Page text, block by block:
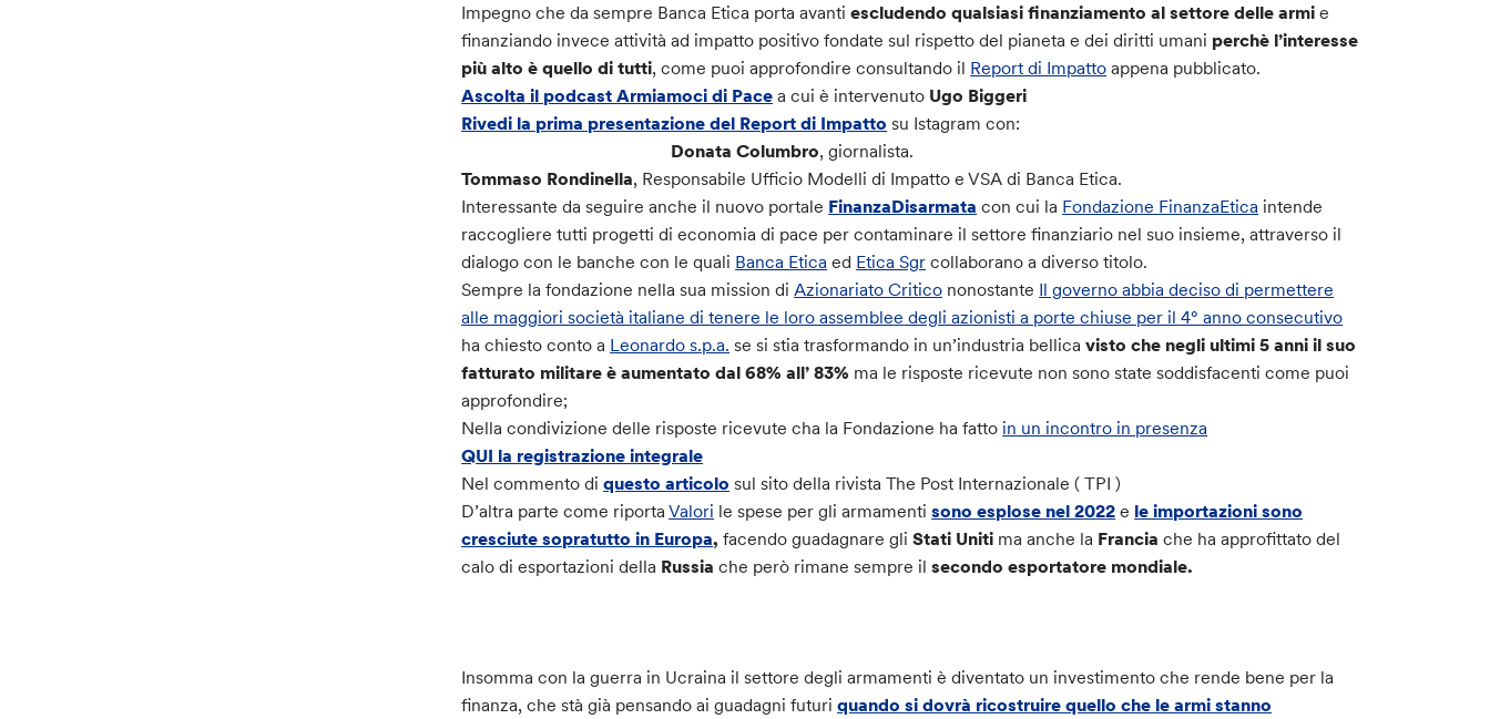
Impegno che da sempre Banca Etica porta avantiescludendo qualsiasi finanziamento al settore delle armie
finanziando invece attività ad impatto positivo fondate sul rispetto del pianeta e dei diritti umani perchè l’interesse
più alto è quello di tutti, come puoi approfondire consultando il Report di Impatto appena pubblicato.
Ascolta il podcast Armiamoci di Pace a cui è intervenuto Ugo Biggeri
Rivedi la prima presentazione del Report di Impatto su Istagram con:
Donata Columbro, giornalista.
Tommaso Rondinella, Responsabile Ufficio Modelli di Impatto e VSA di Banca Etica.
Interessante da seguire anche il nuovo portale FinanzaDisarmata con cui la Fondazione FinanzaEtica intende
raccogliere tutti progetti di economia di pace per contaminare il settore finanziario nel suo insieme, attraverso il
dialogo con le banche con le quali Banca Etica ed Etica Sgr collaborano a diverso titolo.
Sempre la fondazione nella sua mission diAzionariato Critico nonostante Il governo abbia deciso di permettere
alle maggiori società italiane di tenere le loro assemblee degli azionisti a porte chiuse per il 4° anno consecutivo
ha chiesto conto a Leonardo s.p.a. se si stia trasformando in un’industria bellicavisto che negli ultimi 5 anni il suo
fatturato militare è aumentato dal 68% all’ 83% ma le risposte ricevute non sono state soddisfacenti come puoi
approfondire;
Nella condivizione delle risposte ricevute cha la Fondazione ha fatto in un incontro in presenza
QUI la registrazione integrale
Nel commento di questo articolo sul sito della rivista The Post Internazionale ( TPI )
D’altra parte come riportaValori le spese per gli armamentisono esplose nel 2022 e le importazioni sono
cresciute sopratutto in Europa,facendo guadagnare gliStati Uniti ma anche la Franciache ha approfittato del
calo di esportazioni della Russiache però rimane sempre il secondo esportatore mondiale.
Insomma con la guerra in Ucraina il settore degli armamenti è diventato un investimento che rende bene per la
finanza, che stà già pensando ai guadagni futuriquando si dovrà ricostruire quello che le armi stanno